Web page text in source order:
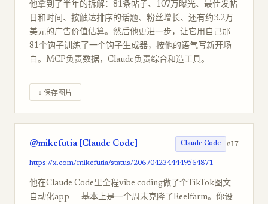
他拿到了半年的拆解：81条帖子、107万曝光、最佳发帖
日和时间、按触达排序的话题、粉丝增长、还有约3.2万
美元的广告价值估算。然后他更进一步，让它用自己那
81个钩子训练了一个钩子生成器，按他的语气写新开场
白。MCP负责数据，Claude负责综合和造工具。
↓ 保存图片
@mikefutia [Claude Code] Claude Code #17
https://x.com/mikefutia/status/2067042344449564871
他在Claude Code里全程vibe coding做了个TikTok图文
自动化app——基本上是一个周末克隆了Reelfarm。你设